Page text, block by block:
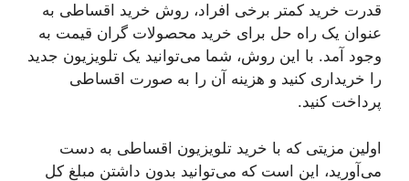
قدرت خرید کمتر برخی افراد، روش خرید اقساطی به
عنوان یک راه حل برای خرید محصولات گران قیمت به
وجود آمد. با این روش، شما می‌توانید یک تلویزیون جدید
را خریداری کنید و هزینه آن را به صورت اقساطی
پرداخت کنید.
اولین مزیتی که با خرید تلویزیون اقساطی به دست
می‌آورید، این است که می‌توانید بدون داشتن مبلغ کل